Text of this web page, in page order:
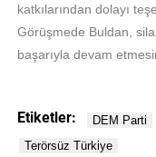
katkılarından dolayı
Görüşmede Buldan,
başarıyla devam
Etiketler: